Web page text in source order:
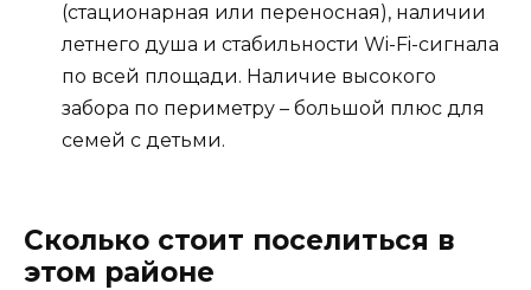
(стационарная или переносная), наличии
летнего душа и стабильности Wi-Fi-сигнала
по всей площади. Наличие высокого
забора по периметру – большой плюс для
семей с детьми.
Сколько стоит поселиться в
этом районе